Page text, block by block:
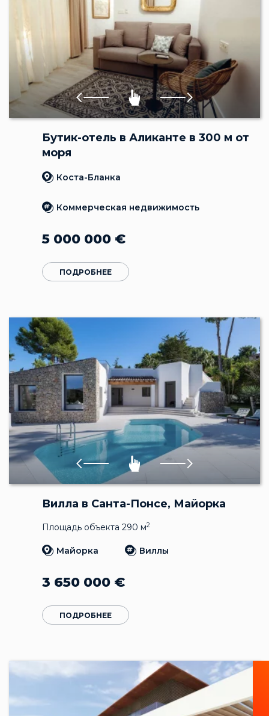
Бутик-отель в Аликанте в 300 м от
моря
Коста-Бланка
Коммерческая недвижимость
5 000 000 €
ПОДРОБНЕЕ
Вилла в Санта-Понсе, Майорка
Площадь объекта 290 м2
Майорка Виллы
3 650 000 €
ПОДРОБНЕЕ